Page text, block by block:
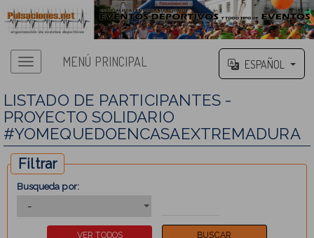
MENÚ PRINCIPAL ESPAÑOL
LISTADO DE PARTICIPANTES -
PROYECTO SOLIDARIO
#YOMEQUEDOENCASAEXTREMADURA
Filtrar
Busqueda por: